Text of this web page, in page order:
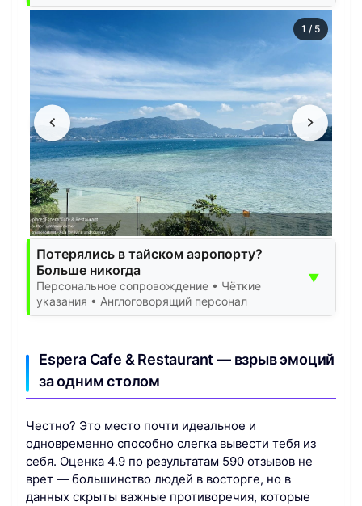
1 / 5
Потерялись в тайском аэропорту?
Больше никогда
Персональное сопровождение • Чёткие
указания • Англоговорящий персонал
▼
Espera Cafe & Restaurant — взрыв эмоций
за одним столом
Честно? Это место почти идеальное и
одновременно способно слегка вывести тебя из
себя. Оценка 4.9 по результатам 590 отзывов не
врет — большинство людей в восторге, но в
данных скрыты важные противоречия, которые